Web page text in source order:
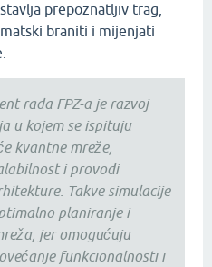
prepoznatljiv trag,
braniti i mijenjati
rada FPZ-a je razvoj
u kojem se ispituju
kvantne mreže,
i provodi
Takve simulacije
planiranje i
jer omogućuju
funkcionalnosti i